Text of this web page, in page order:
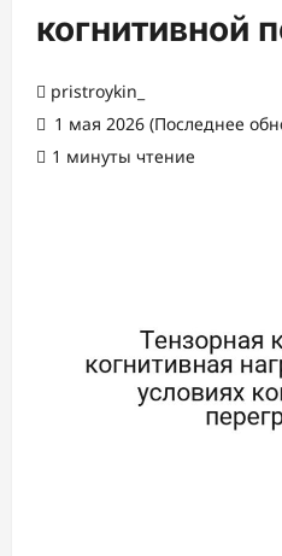
когнитивной
pristroykin_
1 мая 2026 (Последнее
1 минуты чтение